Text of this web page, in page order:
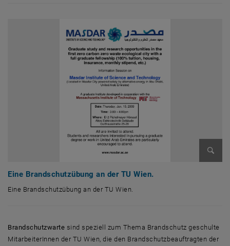
Eine Brandschutzübung an der TU Wien.
Eine Brandschutzübung an der TU Wien.
Brandschutzwarte sind speziell zum Thema Brandschutz geschulte
MitarbeiterInnen der TU Wien, die den Brandschutzbeauftragten der